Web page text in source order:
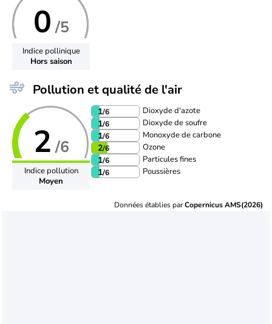
0 /5
Indice pollinique
Hors saison
Pollution et qualité de l'air
2 /6
Indice pollution
Moyen
1/6 Dioxyde d'azote
1/6 Dioxyde de soufre
1/6 Monoxyde de carbone
2/6 Ozone
1/6 Particules fines
1/6 Poussières
Données établies parCopernicus AMS(2026)